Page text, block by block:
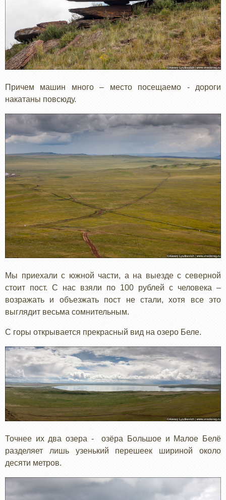
Причем машин много – место посещаемо - дороги
накатаны повсюду.
Мы приехали с южной части, а на выезде с северной
стоит пост. С нас взяли по 100 рублей с человека –
возражать и объезжать пост не стали, хотя все это
выглядит весьма сомнительным.
С горы открывается прекрасный вид на озеро Беле.
Точнее их два озера - озёра Большое и Малое Белё
разделяет лишь узенький перешеек шириной около
десяти метров.